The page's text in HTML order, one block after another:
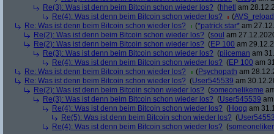
Re(3): Was ist denn beim Bitcoin schon wieder los? (hhetl am
Re(4): Was ist denn beim Bitcoin schon wieder los?
(
Re: Was ist denn beim Bitcoin schon wieder los?
(*patrick star* am
Re(2): Was ist denn beim Bitcoin schon wieder los? (soul am
Re(2): Was ist denn beim Bitcoin schon wieder los? (EP 100 am
Re(3): Was ist denn beim Bitcoin schon wieder los? (piiceman am
Re(4): Was ist denn beim Bitcoin schon wieder los? (EP 100 am
Re: Was ist denn beim Bitcoin schon wieder los?
(Psychopath am
Re: Was ist denn beim Bitcoin schon wieder los? (User545539 am
Re(2): Was ist denn beim Bitcoin schon wieder los? (someonelikeme
Re(3): Was ist denn beim Bitcoin schon wieder los? (User545539
Re(4): Was ist denn beim Bitcoin schon wieder los? (Hoqq am
Re(5): Was ist denn beim Bitcoin schon wieder los? (
Re(4): Was ist denn beim Bitcoin schon wieder los? (